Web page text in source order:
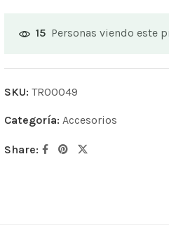
15 Personas viendo este
SKU: TR00049
Categoría: Accesorios
Share: